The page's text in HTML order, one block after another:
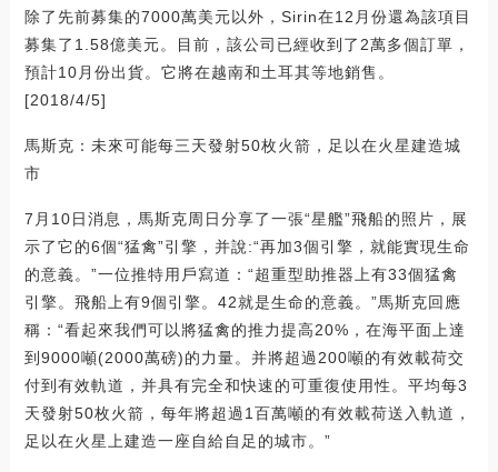
除了先前募集的7000萬美元以外，Sirin在12月份還為該項目
募集了1.58億美元。目前，該公司已經收到了2萬多個訂單，
預計10月份出貨。它將在越南和土耳其等地銷售。
[2018/4/5]
馬斯克：未來可能每三天發射50枚火箭，足以在火星建造城
市
7月10日消息，馬斯克周日分享了一張“星艦”飛船的照片，展
示了它的6個“猛禽”引擎，并說:“再加3個引擎，就能實現生命
的意義。”一位推特用戶寫道：“超重型助推器上有33個猛禽
引擎。飛船上有9個引擎。42就是生命的意義。”馬斯克回應
稱：“看起來我們可以將猛禽的推力提高20%，在海平面上達
到9000噸(2000萬磅)的力量。并將超過200噸的有效載荷交
付到有效軌道，并具有完全和快速的可重復使用性。平均每3
天發射50枚火箭，每年將超過1百萬噸的有效載荷送入軌道，
足以在火星上建造一座自給自足的城市。”